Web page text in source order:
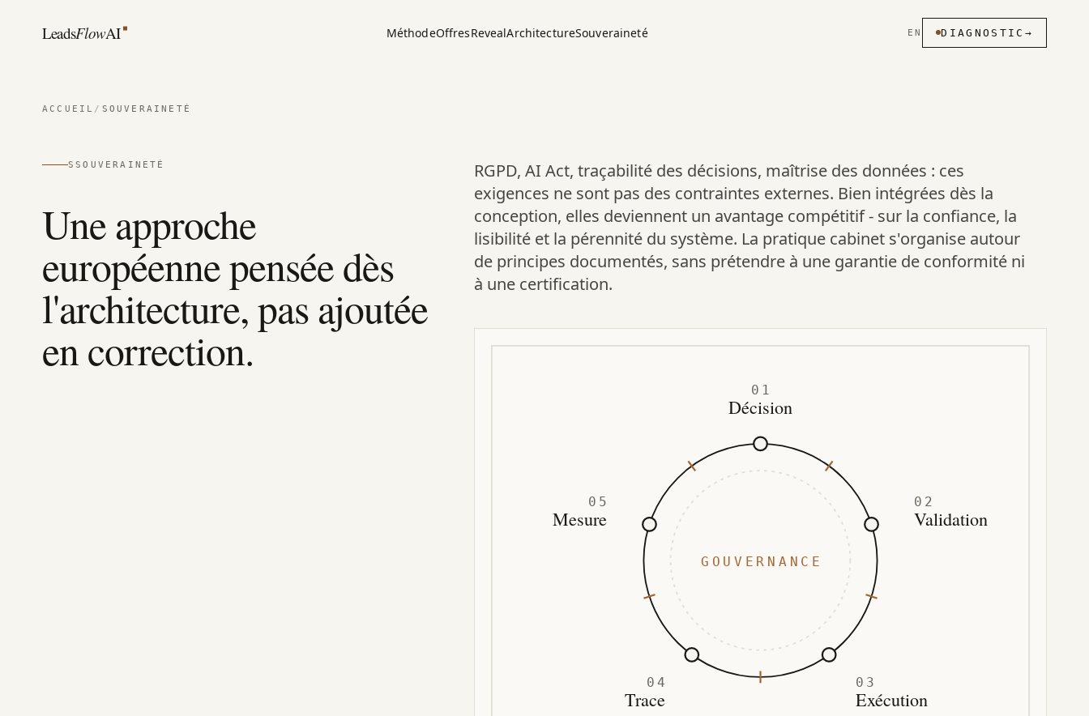
LeadsFlowAI MéthodeOffresRevealArchitectureSouveraineté EN DIAGNOSTIC →
ACCUEIL / SOUVERAINETÉ
SSOUVERAINETÉ
Une approche
européenne pensée dès
l'architecture, pas ajoutée
en correction.
RGPD, AI Act, traçabilité des décisions, maîtrise des données : ces
exigences ne sont pas des contraintes externes. Bien intégrées dès la
conception, elles deviennent un avantage compétitif - sur la confiance, la
lisibilité et la pérennité du système. La pratique cabinet s'organise autour
de principes documentés, sans prétendre à une garantie de conformité ni
à une certification.
01
Décision
02
Validation
03
Exécution
04
Trace
05
Mesure
GOUVERNANCE